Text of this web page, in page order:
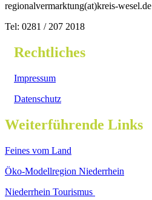
regionalvermarktung(at)kreis-wesel.de
Tel: 0281 / 207 2018
Rechtliches
Impressum
Datenschutz
Weiterführende Links
Feines vom Land
Öko-Modellregion Niederrhein
Niederrhein Tourismus